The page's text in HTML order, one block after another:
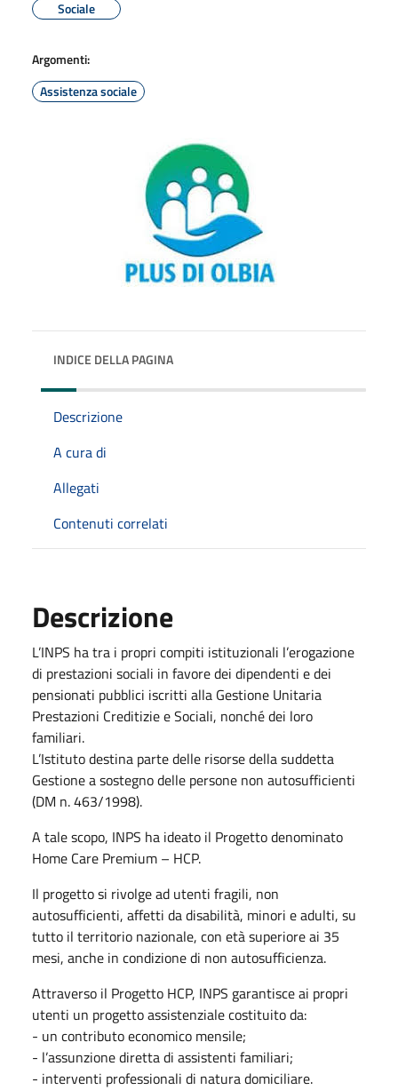
Sociale
Argomenti:
Assistenza sociale
INDICE DELLA PAGINA
Descrizione
A cura di
Allegati
Contenuti correlati
Descrizione
L’INPS ha tra i propri compiti istituzionali l’erogazione
di prestazioni sociali in favore dei dipendenti e dei
pensionati pubblici iscritti alla Gestione Unitaria
Prestazioni Creditizie e Sociali, nonché dei loro
familiari.
L’Istituto destina parte delle risorse della suddetta
Gestione a sostegno delle persone non autosufficienti
(DM n. 463/1998).
A tale scopo, INPS ha ideato il Progetto denominato
Home Care Premium – HCP.
Il progetto si rivolge ad utenti fragili, non
autosufficienti, affetti da disabilità, minori e adulti, su
tutto il territorio nazionale, con età superiore ai 35
mesi, anche in condizione di non autosufficienza.
Attraverso il Progetto HCP, INPS garantisce ai propri
utenti un progetto assistenziale costituito da:
- un contributo economico mensile;
- l’assunzione diretta di assistenti familiari;
- interventi professionali di natura domiciliare.